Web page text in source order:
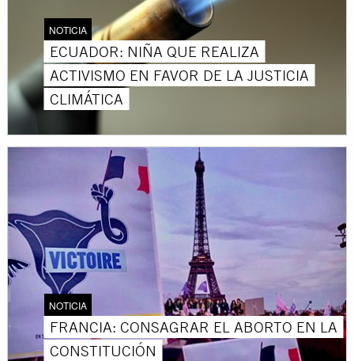
NOTICIA
ECUADOR: NIÑA QUE REALIZA
ACTIVISMO EN FAVOR DE LA JUSTICIA
CLIMÁTICA
NOTICIA
FRANCIA: CONSAGRAR EL ABORTO EN LA
CONSTITUCIÓN